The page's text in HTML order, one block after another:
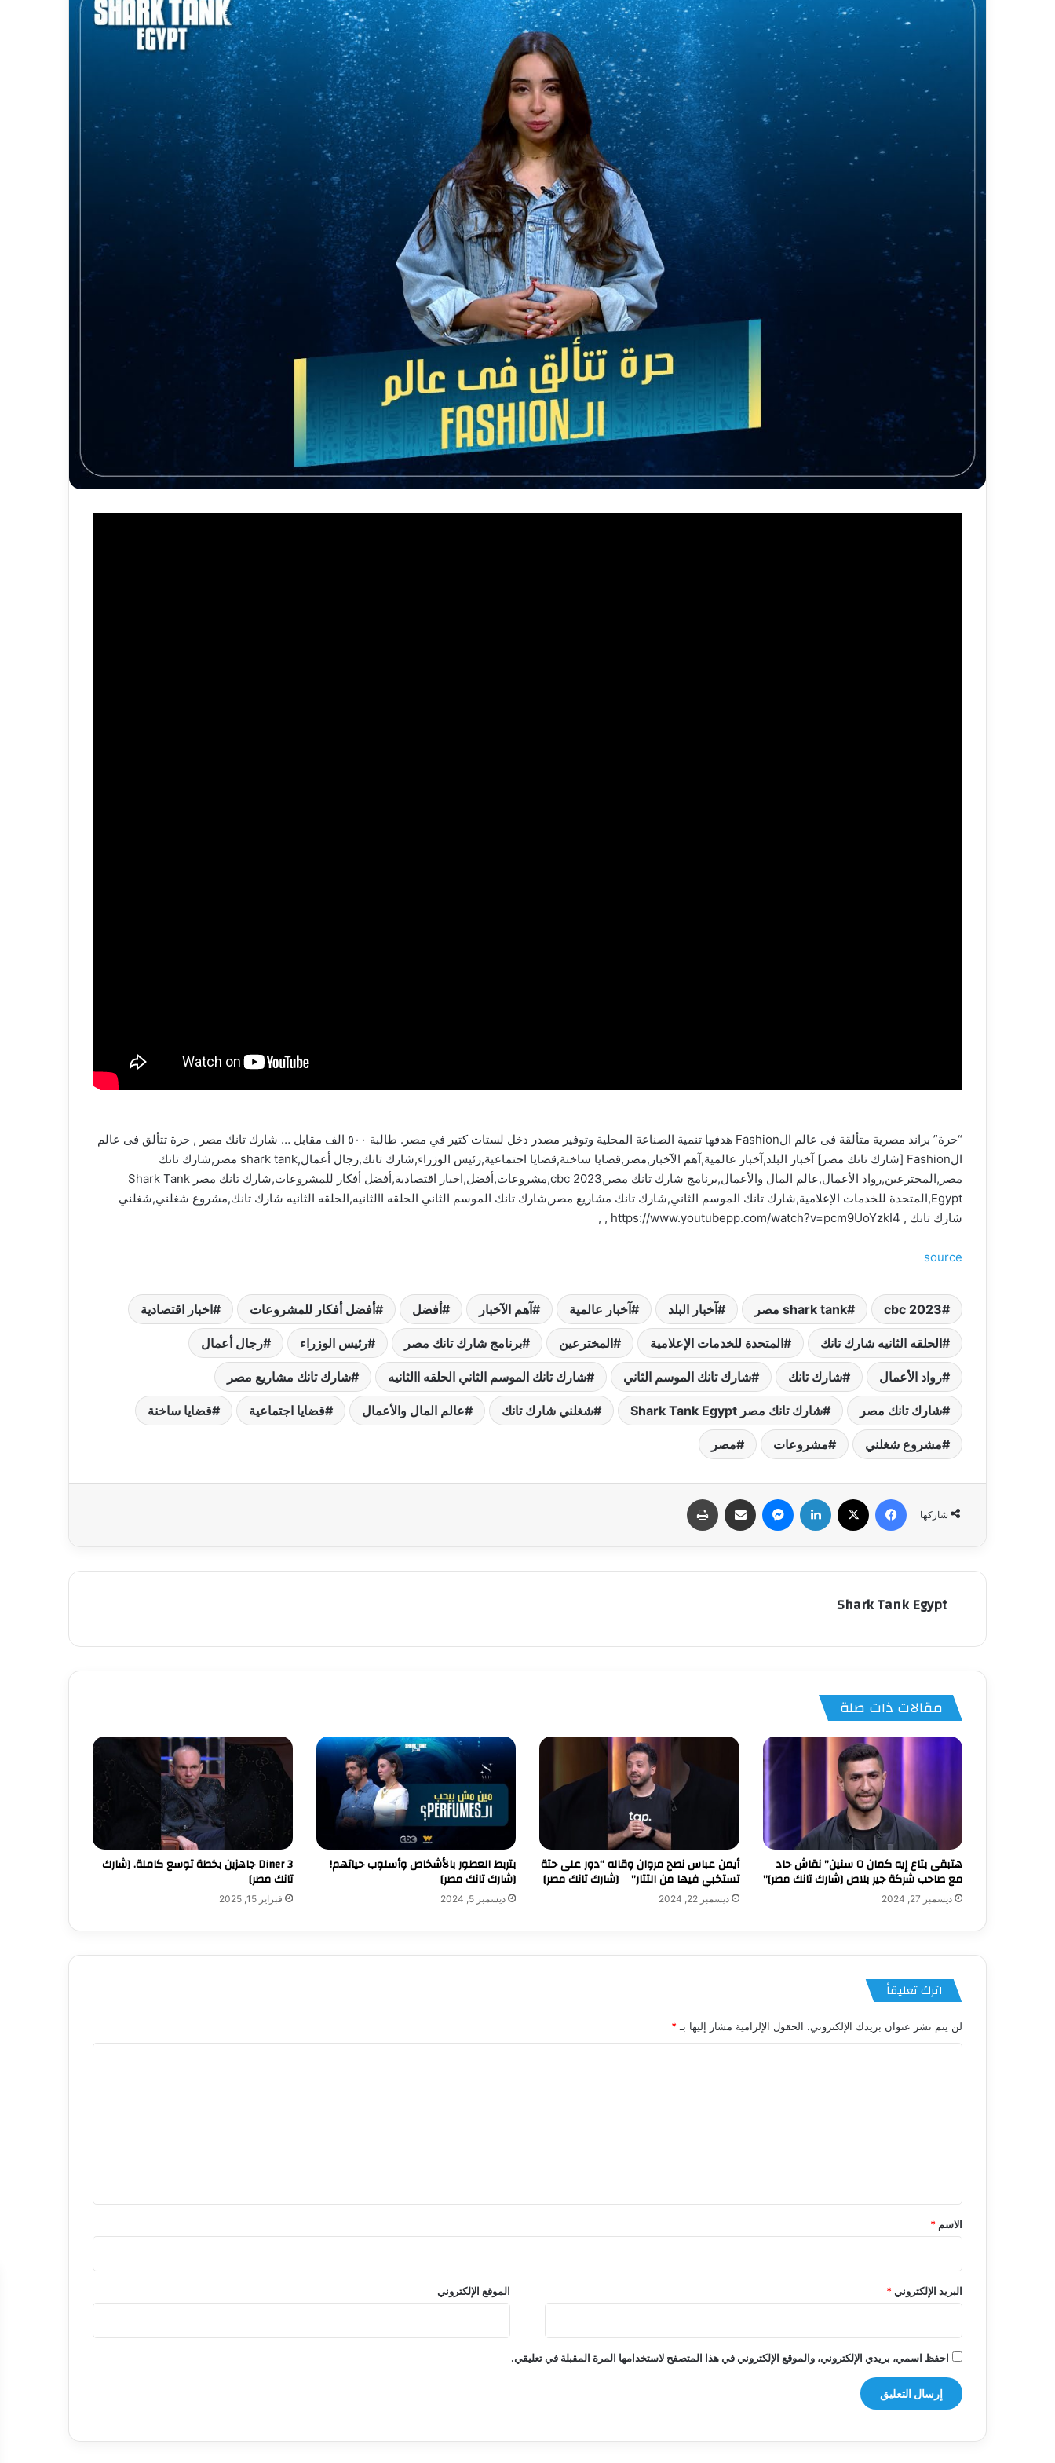
“حرة” براند مصرية متألقة فى عالم الFashion هدفها تنمية الصناعة المحلية وتوفير مصدر دخل لستات كتير في مصر. طالبة ٥٠٠ الف مقابل … شارك تانك مصر , حرة تتألق فى عالم
الFashion [شارك تانك مصر] آخبار البلد,آخبار عالمية,آهم الآخبار,مصر,قضايا ساخنة,قضايا اجتماعية,رئيس الوزراء,شارك تانك,رجال أعمال,shark tank مصر,شارك تانك
مصر,المخترعين,رواد الأعمال,عالم المال والأعمال,برنامج شارك تانك مصر,cbc 2023,مشروعات,أفضل,اخبار اقتصادية,أفضل أفكار للمشروعات,شارك تانك مصر Shark Tank
Egypt,المتحدة للخدمات الإعلامية,شارك تانك الموسم الثاني,شارك تانك مشاريع مصر,شارك تانك الموسم الثاني الحلقه االثانيه,الحلقه الثانيه شارك تانك,مشروع شغلني,شغلني
شارك تانك , https://www.youtubepp.com/watch?v=pcm9UoYzkI4 , ,
source
cbc 2023 shark tank مصر آخبار البلد آخبار عالمية آهم الآخبار أفضل أفضل أفكار للمشروعات اخبار اقتصادية
الحلقه الثانيه شارك تانك المتحدة للخدمات الإعلامية المخترعين برنامج شارك تانك مصر رئيس الوزراء رجال أعمال
رواد الأعمال شارك تانك شارك تانك الموسم الثاني شارك تانك الموسم الثاني الحلقه االثانيه شارك تانك مشاريع مصر
شارك تانك مصر شارك تانك مصر Shark Tank Egypt شغلني شارك تانك عالم المال والأعمال قضايا اجتماعية قضايا ساخنة
مشروع شغلني مشروعات مصر
شاركها
فيسبوك لينكدإن ماسنجر مشاركة عبر البريد
Shark Tank Egypt
مقالات ذات صلة
هتبقى بتاع إيه كمان ٥ سنين” نقاش حاد
مع صاحب شركة جير بلاص [شارك تانك مصر]”
ديسمبر 27, 2024
أيمن عباس نصح مروان وقاله “دور على حتة
تستخبي فيها من التتار” [شارك تانك مصر]
ديسمبر 22, 2024
بتربط العطور بالأشخاص وأسلوب حياتهم!
[شارك تانك مصر]
ديسمبر 5, 2024
‏3 Diner جاهزين بخطة توسع كاملة. [شارك
تانك مصر]
فبراير 15, 2025
اترك تعليقاً
لن يتم نشر عنوان بريدك الإلكتروني. الحقول الإلزامية مشار إليها بـ *
*
الاسم *
البريد الإلكتروني* الموقع الإلكتروني
احفظ اسمي، بريدي الإلكتروني، والموقع الإلكتروني في هذا المتصفح لاستخدامها المرة المقبلة في تعليقي.